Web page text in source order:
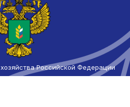
хозяйства Российской Федерации